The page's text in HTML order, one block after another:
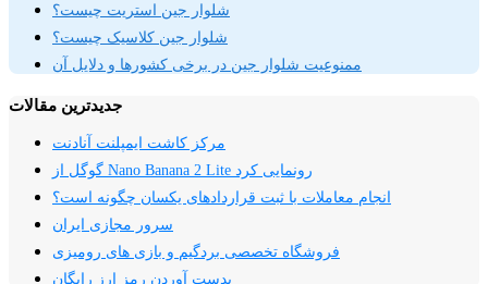
شلوار جین استریت چیست؟
شلوار جین کلاسیک چیست؟
ممنوعیت شلوار جین در برخی کشورها و دلایل آن
جدیدترین مقالات
مرکز کاشت ایمپلنت آنادنت
گوگل از Nano Banana 2 Lite رونمایی کرد
انجام معاملات با ثبت قراردادهای یکسان چگونه است؟
سرور مجازی ایران
فروشگاه تخصصی بردگیم و بازی های رومیزی
بدست آوردن رمز ارز رایگان